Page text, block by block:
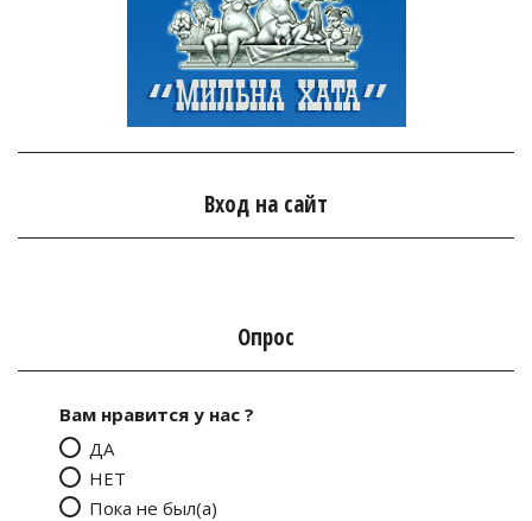
Вход на сайт
Опрос
Вам нравится у нас ?
ДА
НЕТ
Пока не был(а)